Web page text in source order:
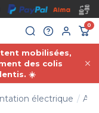
0
mobilisées,
des colis
☀️
électrique